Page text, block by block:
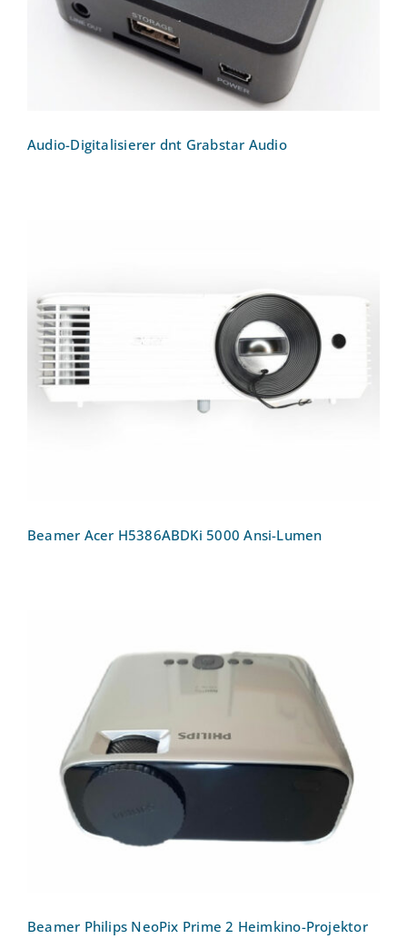
Audio-Digitalisierer dnt Grabstar Audio
Beamer Acer H5386ABDKi 5000 Ansi-
Lumen
Beamer Acer H5386ABDKi 5000 Ansi-Lumen
Beamer Philips NeoPix Prime 2
Heimkino-Projektor
Beamer Philips NeoPix Prime 2 Heimkino-Projektor